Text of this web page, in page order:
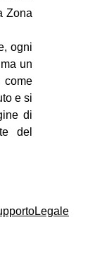
Zona
ogni
un
come
e si
di
del